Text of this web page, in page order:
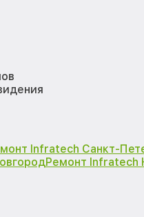
Infratech Санкт-
Ремонт Infratech